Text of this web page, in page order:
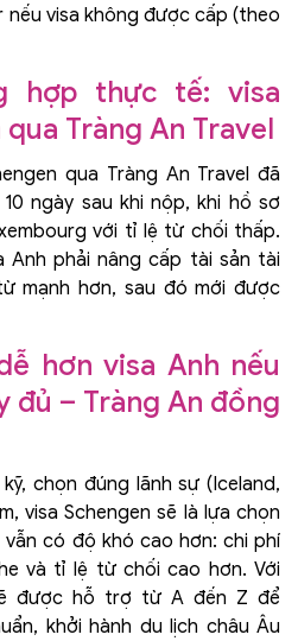
visa không được cấp (theo
hợp thực tế: visa
Tràng An Travel
qua Tràng An Travel đã
ngày sau khi nộp, khi hồ sơ
với tỉ lệ từ chối thấp.
Anh phải nâng cấp tài sản tài
mạnh hơn, sau đó mới được
hơn visa Anh nếu
đủ – Tràng An đồng
chọn đúng lãnh sự (Iceland,
visa Schengen sẽ là lựa chọn
vẫn có độ khó cao hơn: chi phí
và tỉ lệ từ chối cao hơn. Với
được hỗ trợ từ A đến Z để
khởi hành du lịch châu Âu